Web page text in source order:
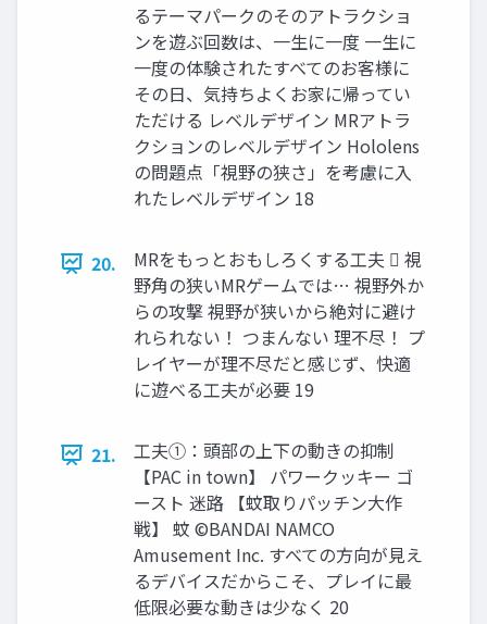
るテーマパークのそのアトラクショ
ンを遊ぶ回数は、一生に一度 一生に
一度の体験されたすべてのお客様に
その日、気持ちよくお家に帰ってい
ただける レベルデザイン MRアトラ
クションのレベルデザイン Hololens
の問題点「視野の狭さ」を考慮に入
れたレベルデザイン 18
20.
MRをもっとおもしろくする工夫  視
野角の狭いMRゲームでは… 視野外か
らの攻撃 視野が狭いから絶対に避け
れられない！ つまんない 理不尽！ プ
レイヤーが理不尽だと感じず、快適
に遊べる工夫が必要 19
21.
工夫①：頭部の上下の動きの抑制
【PAC in town】 パワークッキー ゴ
ースト 迷路 【蚊取りパッチン大作
戦】 蚊 ©BANDAI NAMCO
Amusement Inc. すべての方向が見え
るデバイスだからこそ、プレイに最
低限必要な動きは少なく 20